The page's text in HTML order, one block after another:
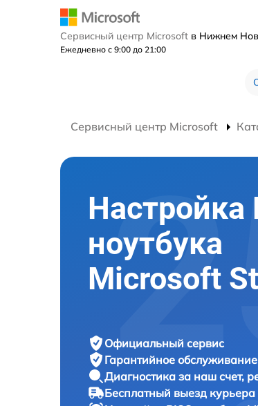
Сервисный центр Microsoft в Нижнем
Ежедневно с 9:00 до 21:00
Сервисный центр Microsoft
Настройка
ноутбука
Microsoft
Официальный сервис
Гарантийное обслуживание
Диагностика за наш счет,
Бесплатный выезд курьера